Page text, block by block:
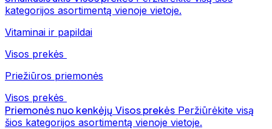
kategorijos asortimentą vienoje vietoje.
Vitaminai ir papildai
Visos prekės
Priežiūros priemonės
Visos prekės
Priemonės nuo kenkėjų Visos prekės Peržiūrėkite visą
šios kategorijos asortimentą vienoje vietoje.